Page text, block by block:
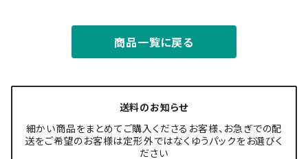
商品一覧に戻る
送料のお知らせ
細かい商品をまとめてご購入くださるお客様、お急ぎでの配
送をご希望のお客様は定形外ではなくゆうパックをお選びく
ださい